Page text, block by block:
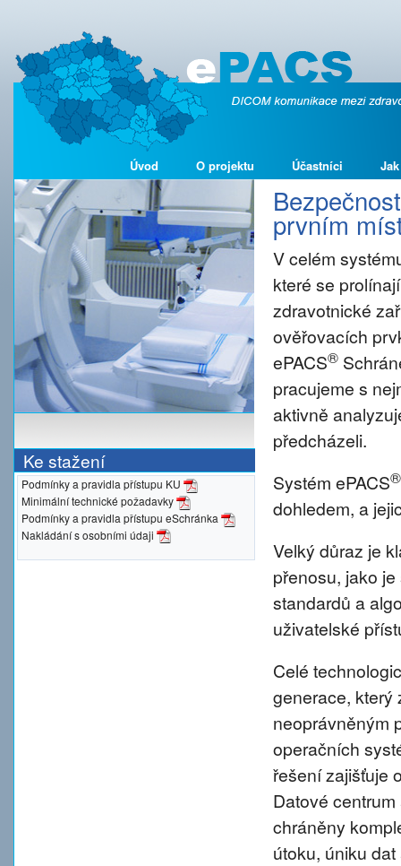
Úvod O projektu Účastníci
Ke stažení
Podmínky a pravidla přístupu KU
Minimální technické požadavky
Podmínky a pravidla přístupu eSchránka
Nakládání s osobními údaji
prvním
V celém
které se
zdravotnické
ověřovacích
ePACS®
pracujeme s
aktivně
předcházeli.
Systém ePACS®
dohledem, a
Velký důraz je
přenosu, jako
standardů a
uživatelské
Celé
generace, který
neoprávněným
operačních
řešení zajišťuje
Datové
chráněny
útoku, úniku